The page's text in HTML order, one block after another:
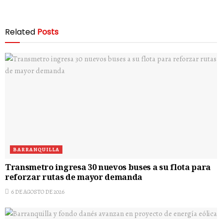
Related Posts
BARRANQUILLA
Transmetro ingresa 30 nuevos buses a su flota para
reforzar rutas de mayor demanda
6 DE AGOSTO DE 2026